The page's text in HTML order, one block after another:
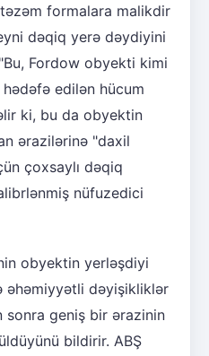
formalara malikdir
dəqiq yerə dəydiyini
Fordow obyekti kimi
hədəfə edilən hücum
ki, bu da obyektin
ərazilərinə "daxil
çoxsaylı dəqiq
nüfuzedici
obyektin yerləşdiyi
əhəmiyyətli dəyişikliklər
geniş bir ərazinin
bildirir. ABŞ